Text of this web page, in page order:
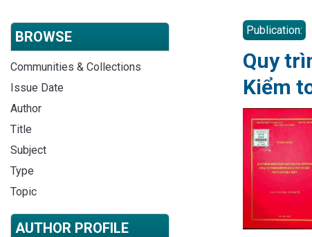
BROWSE
Communities & Collections
Issue Date
Author
Title
Subject
Type
Topic
AUTHOR PROFILE
Publication:
Quy
Kiểm